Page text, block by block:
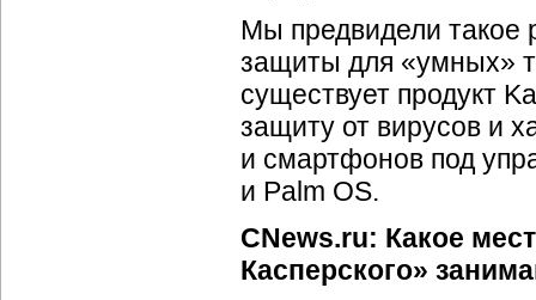
Мы предвидели такое
защиты для «умных»
существует продукт
защиту от вирусов и
и смартфонов под
и Palm OS.
CNews.ru: Какое
Касперского»